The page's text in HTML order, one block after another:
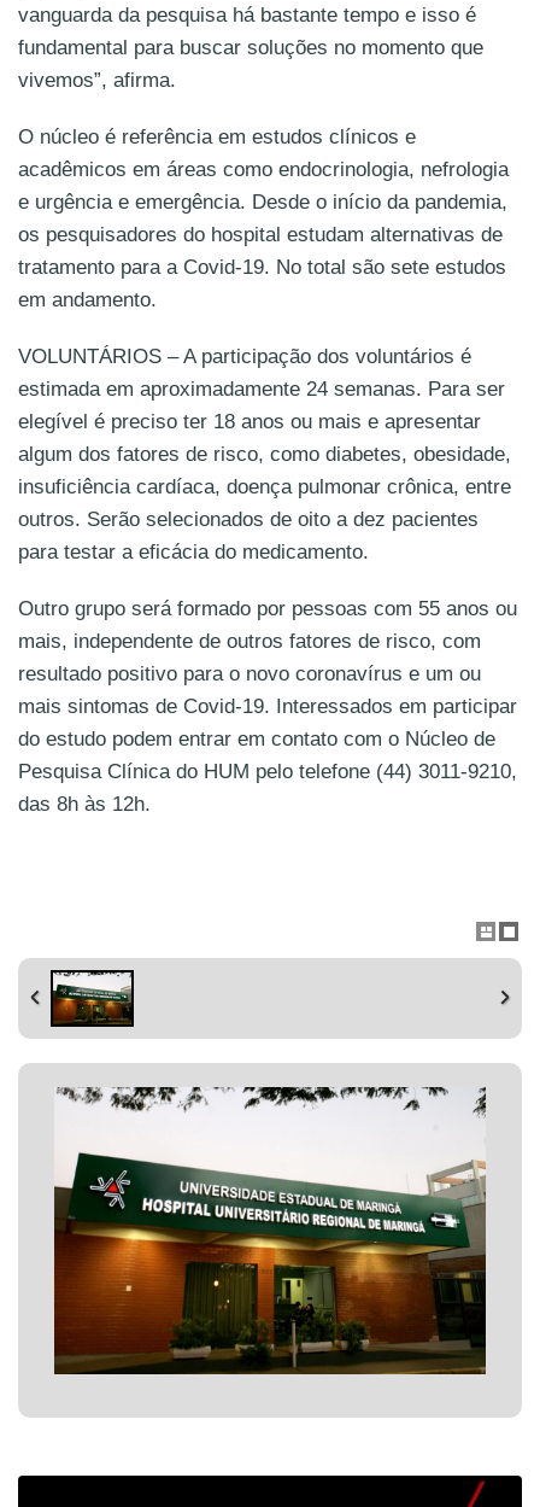
vanguarda da pesquisa há bastante tempo e isso é
fundamental para buscar soluções no momento que
vivemos”, afirma.
O núcleo é referência em estudos clínicos e
acadêmicos em áreas como endocrinologia, nefrologia
e urgência e emergência. Desde o início da pandemia,
os pesquisadores do hospital estudam alternativas de
tratamento para a Covid-19. No total são sete estudos
em andamento.
VOLUNTÁRIOS – A participação dos voluntários é
estimada em aproximadamente 24 semanas. Para ser
elegível é preciso ter 18 anos ou mais e apresentar
algum dos fatores de risco, como diabetes, obesidade,
insuficiência cardíaca, doença pulmonar crônica, entre
outros. Serão selecionados de oito a dez pacientes
para testar a eficácia do medicamento.
Outro grupo será formado por pessoas com 55 anos ou
mais, independente de outros fatores de risco, com
resultado positivo para o novo coronavírus e um ou
mais sintomas de Covid-19. Interessados em participar
do estudo podem entrar em contato com o Núcleo de
Pesquisa Clínica do HUM pelo telefone (44) 3011-9210,
das 8h às 12h.